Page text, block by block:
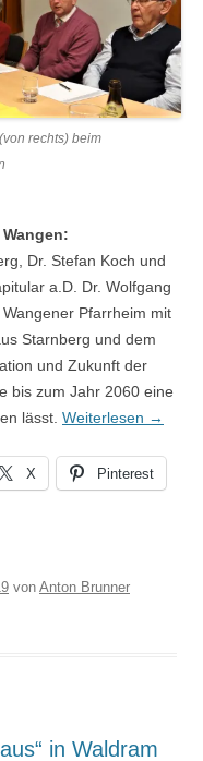
rechts) beim
Dr. Stefan Koch und
a.D. Dr. Wolfgang
Pfarrheim mit
Starnberg und dem
und Zukunft der
bis zum Jahr 2060 eine
lässt. Weiterlesen →
X Pinterest
von Anton Brunner
in Waldram